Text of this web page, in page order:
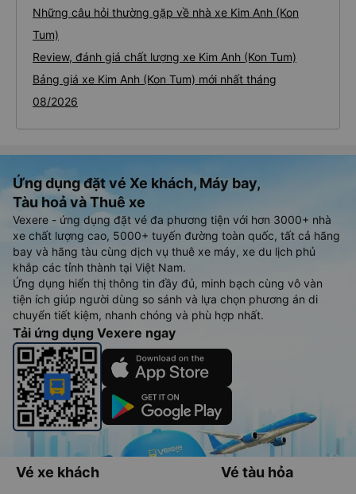
Những câu hỏi thường gặp về nhà xe Kim Anh (Kon
Tum)
Review, đánh giá chất lượng xe Kim Anh (Kon Tum)
Bảng giá xe Kim Anh (Kon Tum) mới nhất tháng
08/2026
Ứng dụng đặt vé Xe khách, Máy bay,
Tàu hoả và Thuê xe
Vexere - ứng dụng đặt vé đa phương tiện với hơn 3000+ nhà
xe chất lượng cao, 5000+ tuyến đường toàn quốc, tất cả hãng
bay và hãng tàu cùng dịch vụ thuê xe máy, xe du lịch phủ
khắp các tỉnh thành tại Việt Nam.
Ứng dụng hiển thị thông tin đầy đủ, minh bạch cùng vô vàn
tiện ích giúp người dùng so sánh và lựa chọn phương án di
chuyển tiết kiệm, nhanh chóng và phù hợp nhất.
Tải ứng dụng Vexere ngay
Vé xe khách Vé tàu hỏa